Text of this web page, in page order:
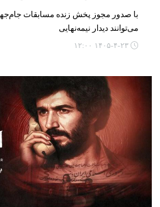
با صدور مجوز پخش زنده مسابقات
می‌توانند دیدار نیمه‌نهایی